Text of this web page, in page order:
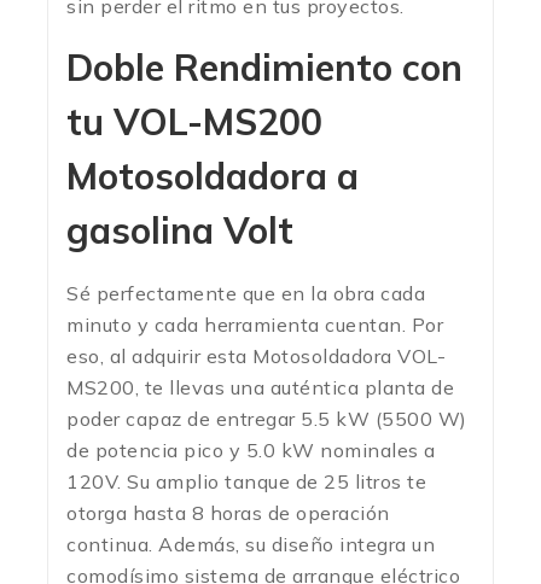
sin perder el ritmo en tus proyectos.
Doble Rendimiento con
tu VOL-MS200
Motosoldadora a
gasolina Volt
Sé perfectamente que en la obra cada
minuto y cada herramienta cuentan. Por
eso, al adquirir esta Motosoldadora VOL-
MS200, te llevas una auténtica planta de
poder capaz de entregar 5.5 kW (5500 W)
de potencia pico y 5.0 kW nominales a
120V. Su amplio tanque de 25 litros te
otorga hasta 8 horas de operación
continua. Además, su diseño integra un
comodísimo sistema de arranque eléctrico